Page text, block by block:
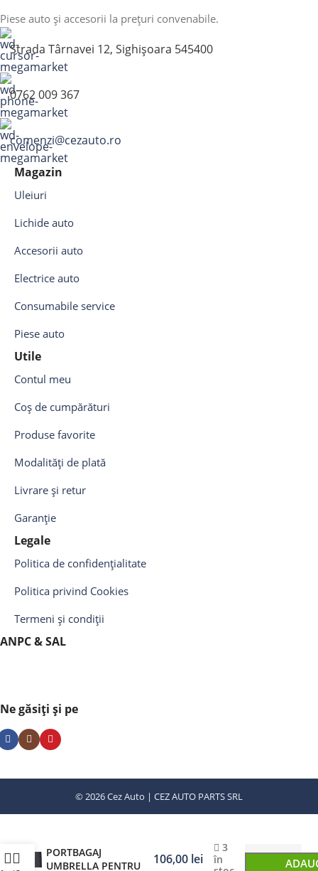
Piese auto și accesorii la prețuri convenabile.
Strada Târnavei 12, Sighișoara 545400
0762 009 367
comenzi@cezauto.ro
Magazin
Uleiuri
Lichide auto
Accesorii auto
Electrice auto
Consumabile service
Piese auto
Utile
Contul meu
Coș de cumpărături
Produse favorite
Modalități de plată
Livrare și retur
Garanție
Legale
Politica de confidențialitate
Politica privind Cookies
Termeni și condiții
ANPC & SAL
Ne găsiți și pe
© 2026 Cez Auto | CEZ AUTO PARTS SRL
PORTBAGAJ
UMBRELLA PENTRU
106,00 lei
3
în